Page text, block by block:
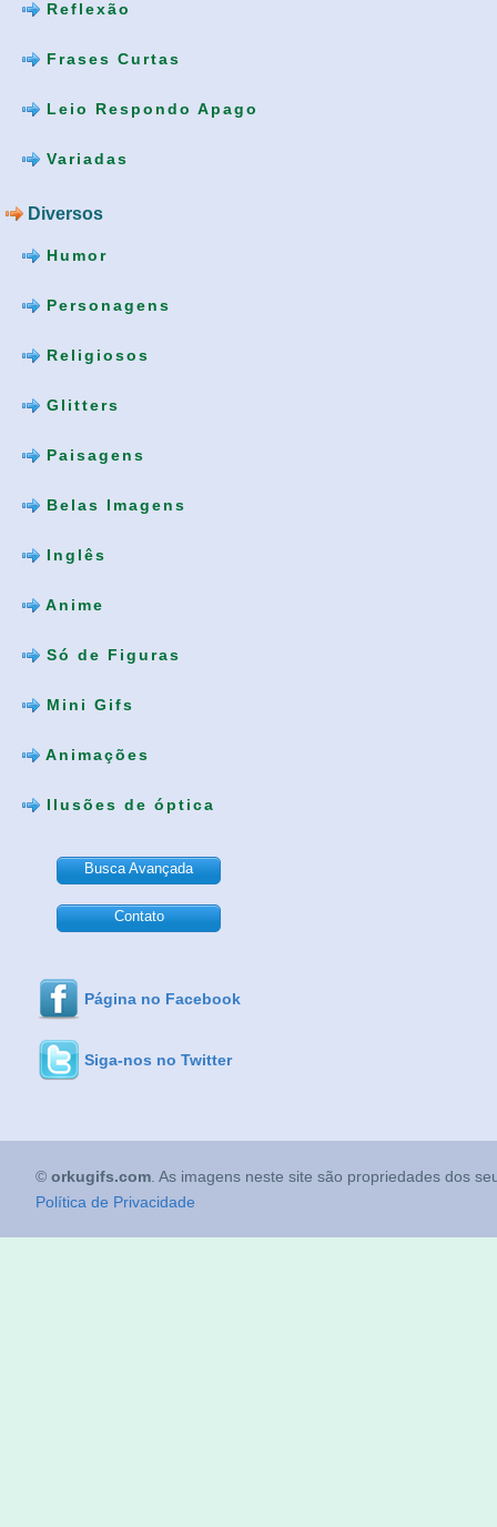
Reflexão
Frases Curtas
Leio Respondo Apago
Variadas
Diversos
Humor
Personagens
Religiosos
Glitters
Paisagens
Belas Imagens
Inglês
Anime
Só de Figuras
Mini Gifs
Animações
Ilusões de óptica
Busca Avançada
Contato
Página no Facebook
Siga-nos no Twitter
© orkugifs.com . As imagens neste site são propriedades dos
Política de Privacidade